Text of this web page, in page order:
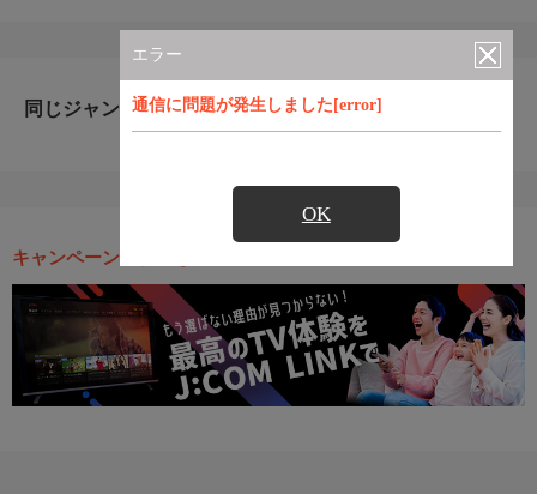
エラー
通信に問題が発生しました[error]
OK
同じジャンルのおすすめ番組
キャンペーン・お得な情報